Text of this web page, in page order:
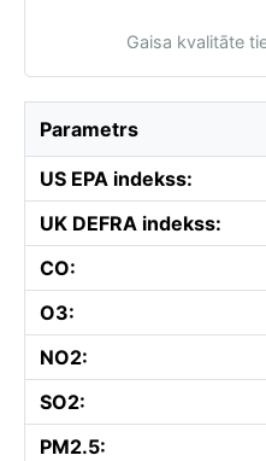
Gaisa kvalitāte
Parametrs
US EPA indekss:
UK DEFRA indekss:
CO:
O3:
NO2:
SO2:
PM2.5: